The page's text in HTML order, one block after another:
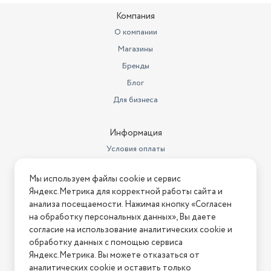
Компания
О компании
Магазины
Бренды
Блог
Для бизнеса
Информация
Условия оплаты
Условия возврата
Нашли ошибку на сайте? Напишите нам
2026 © Интернет-магазин "АстМаркет". У нас есть всё!
Мы используем файлы cookie и сервис
Яндекс.Метрика для корректной работы сайта и
анализа посещаемости. Нажимая кнопку «Согласен
на обработку персональных данных», Вы даете
согласие на использование аналитических cookie и
обработку данных с помощью сервиса
Яндекс.Метрика. Вы можете отказаться от
аналитических cookie и оставить только